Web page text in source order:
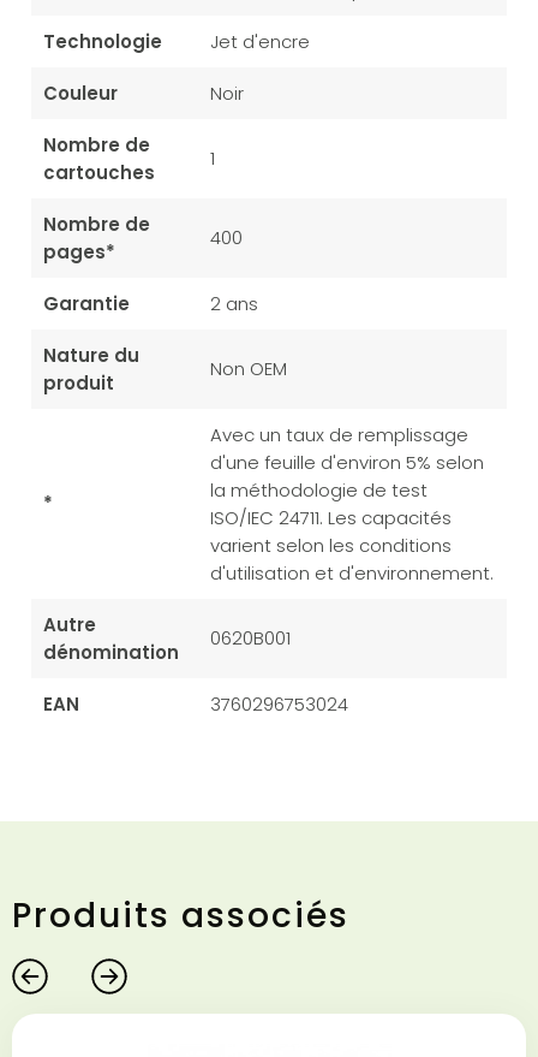
Technologie Jet d'encre
Couleur Noir
Nombre de
cartouches
1
Nombre de
pages*
400
Garantie 2 ans
Nature du
produit
Non OEM
*
Avec un taux de remplissage
d'une feuille d'environ 5% selon
la méthodologie de test
ISO/IEC 24711. Les capacités
varient selon les conditions
d'utilisation et d'environnement.
Autre
dénomination
0620B001
EAN 3760296753024
Produits associés